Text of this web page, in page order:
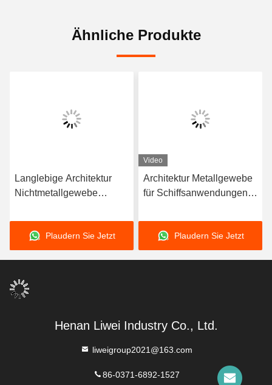
Ähnliche Produkte
Langlebige Architektur
Nichtmetallgewebe
Korrosionsbeständigkeit
Mehr als 10 Jahre
Lebensdauer
Plaudern Sie Jetzt
Video
Architektur Metallgewebe
für Schiffsanwendungen
Langlebig
Plaudern Sie Jetzt
Henan Liwei Industry Co., Ltd.
liweigroup2021@163.com
86-0371-6892-1527